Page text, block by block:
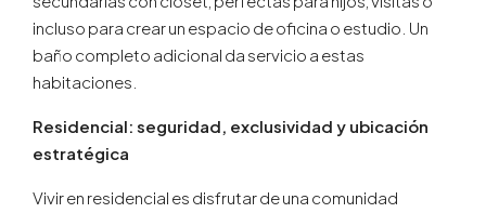
incluso para crear un espacio de oficina o estudio. Un
baño completo adicional da servicio a estas
habitaciones.
Residencial: seguridad, exclusividad y ubicación
estratégica
Vivir en residencial es disfrutar de una comunidad